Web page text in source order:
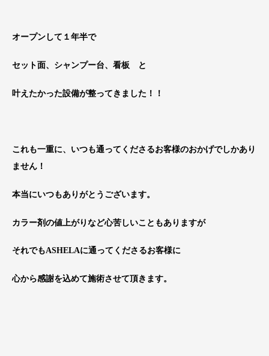
オープンして１年半で
セット面、シャンプー台、看板 と
叶えたかった設備が整ってきました！！
これも一重に、いつも通ってくださるお客様のおかげでしかあり
ません！
本当にいつもありがとうございます。
カラー剤の値上がりなど心苦しいこともありますが
それでもASHELAに通ってくださるお客様に
心から感謝を込めて施術させて頂きます。